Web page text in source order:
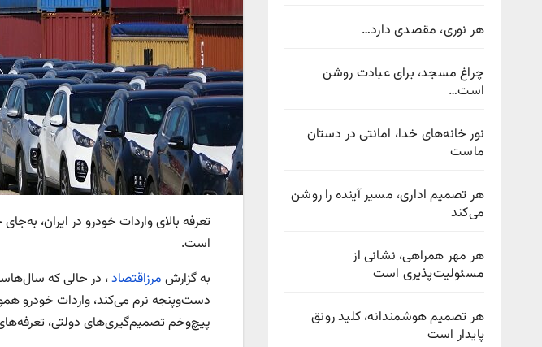
هر نوری، مقصدی دارد…
چراغ مسجد، برای عبادت روشن
است…
نور خانه‌های خدا، امانتی در دستان
ماست
هر تصمیم اداری، مسیر آینده را روشن
می‌کند
هر مهر همراهی، نشانی از
مسئولیت‌پذیری است
هر تصمیم هوشمندانه، کلید رونق
پایدار است
تعرفه بالای واردات خودرو در ایران،
است.
به گزارش مرزاقتصاد، در حالی که
دست‌وپنجه نرم می‌کند، واردات خودرو
پیچ‌وخم تصمیم‌گیری‌های دولتی،